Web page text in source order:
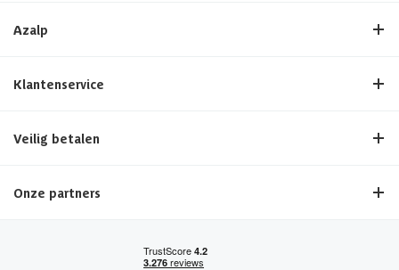
Azalp
Klantenservice
Veilig betalen
Onze partners